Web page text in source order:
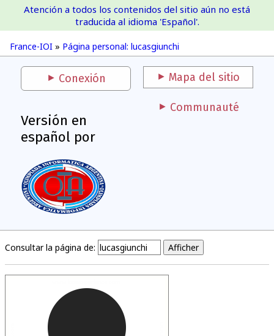
France-IOI
France-IOI » Página personal: lucasgiunchi
Atención a todos los contenidos del sitio aún no está
traducida al idioma 'Español'.
Conexión Mapa del sitio
Versión en
español por
Communauté
Consultar la página de: